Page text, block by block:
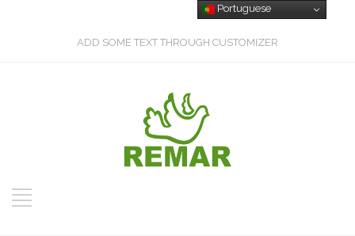
ADD SOME TEXT THROUGH CUSTOMIZER
Portuguese